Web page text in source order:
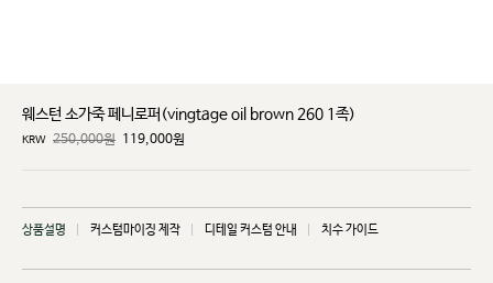
웨스턴 소가죽 페니로퍼(vingtage oil brown 260 1족)
KRW 250,000원 119,000원
상품설명 커스텀마이징 제작 디테일 커스텀 안내 치수 가이드